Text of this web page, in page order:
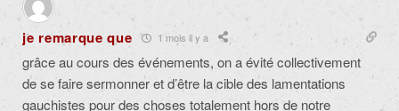
je remarque que 1 mois il y a
grâce au cours des événements, on a évité collectivement
de se faire sermonner et d’être la cible des lamentations
gauchistes pour des choses totalement hors de notre